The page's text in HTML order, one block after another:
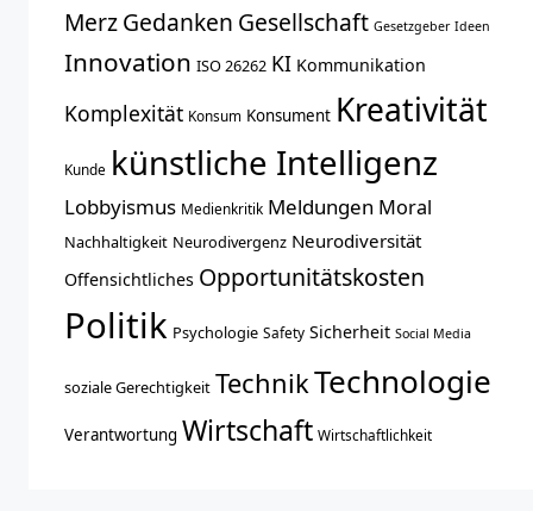
MerzGedanken Gesellschaft Gesetzgeber Ideen
Innovation ISO 26262 KI Kommunikation
Komplexität Konsum Konsument Kreativität
Kunde künstliche Intelligenz
Lobbyismus Medienkritik Meldungen Moral
Nachhaltigkeit Neurodivergenz Neurodiversität
Offensichtliches Opportunitätskosten
Politik Psychologie Safety Sicherheit Social Media
soziale Gerechtigkeit TechnikTechnologie
Verantwortung Wirtschaft Wirtschaftlichkeit